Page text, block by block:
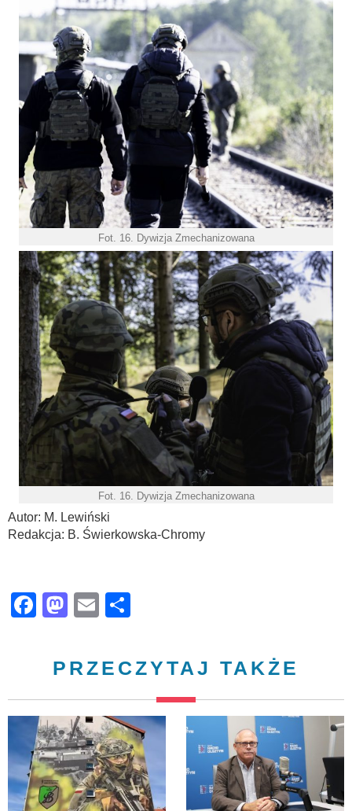
Fot. 16. Dywizja Zmechanizowana
Fot. 16. Dywizja Zmechanizowana
Autor: M. Lewiński
Redakcja: B. Świerkowska-Chromy
Facebook
Mastodon
Email
PRZECZYTAJ TAKŻE